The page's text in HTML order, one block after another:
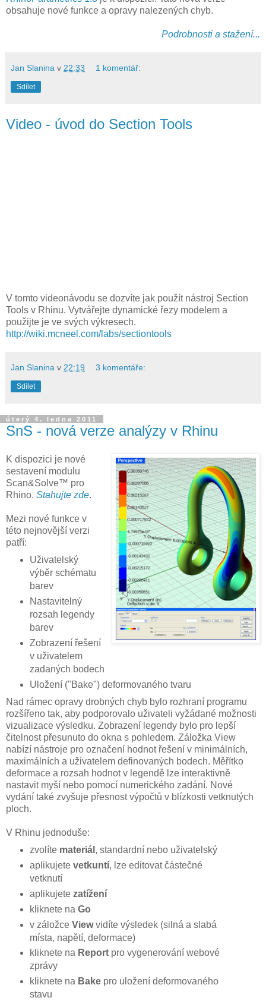
obsahuje nové funkce a opravy nalezených chyb.
Podrobnosti a stažení...
Jan Slanina v 22:33 1 komentář:
Sdílet
Video - úvod do Section Tools
V tomto videonávodu se dozvíte jak použít nástroj Section
Tools v Rhinu. Vytvářejte dynamické řezy modelem a
použijte je ve svých výkresech.
http://wiki.mcneel.com/labs/sectiontools
Jan Slanina v 22:19 3 komentáře:
Sdílet
úterý 4. ledna 2011
SnS - nová verze analýzy v Rhinu
K dispozici je nové
sestavení modulu
Scan&Solve™ pro
Rhino. Stahujte zde.
Mezi nové funkce v
této nejnovější verzi
patří:
Uživatelský
výběr schématu
barev
Nastavitelný
rozsah legendy
barev
Zobrazení řešení
v uživatelem
zadaných bodech
Uložení ("Bake") deformovaného tvaru
Nad rámec opravy drobných chyb bylo rozhraní programu
rozšířeno tak, aby podporovalo uživateli vyžádané možnosti
vizualizace výsledku. Zobrazení legendy bylo pro lepší
čitelnost přesunuto do okna s pohledem. Záložka View
nabízí nástroje pro označení hodnot řešení v minimálních,
maximálních a uživatelem definovaných bodech. Měřítko
deformace a rozsah hodnot v legendě lze interaktivně
nastavit myší nebo pomocí numerického zadání. Nové
vydání také zvyšuje přesnost výpočtů v blízkosti vetknutých
ploch.
V Rhinu jednoduše:
zvolíte materiál , standardní nebo uživatelský
aplikujete vetkuntí, lze editovat částečné
vetknutí
aplikujete zatížení
kliknete na Go
v záložceViewvidíte výsledek (silná a slabá
místa, napětí, deformace)
kliknete na Reportpro vygenerování webové
zprávy
kliknete na Bakepro uložení deformovaného
stavu